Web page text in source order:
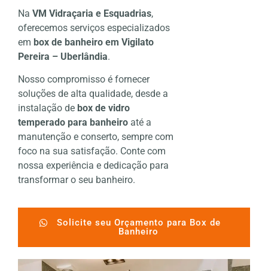
Na VM Vidraçaria e Esquadrias,
oferecemos serviços especializados
em box de banheiro em Vigilato
Pereira – Uberlândia.
Nosso compromisso é fornecer
soluções de alta qualidade, desde a
instalação de box de vidro
temperado para banheiro até a
manutenção e conserto, sempre com
foco na sua satisfação. Conte com
nossa experiência e dedicação para
transformar o seu banheiro.
Solicite seu Orçamento para Box de
Banheiro